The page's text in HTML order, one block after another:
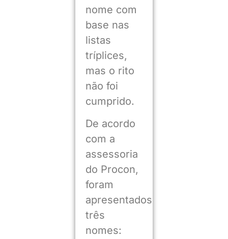
nome com
base nas
listas
tríplices,
mas o rito
não foi
cumprido.
De acordo
com a
assessoria
do Procon,
foram
apresentados
três
nomes: